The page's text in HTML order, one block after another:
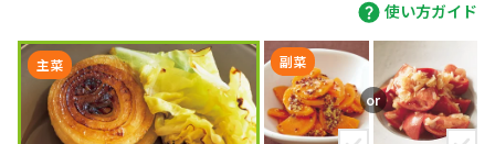
使い方ガイド
主菜 副菜